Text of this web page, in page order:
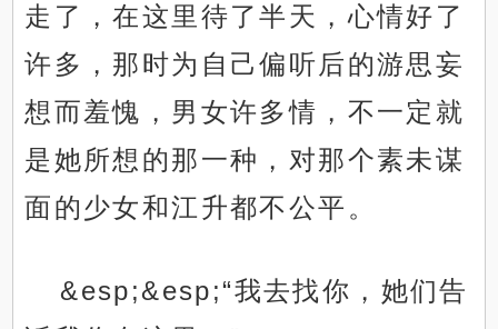
走了，在这里待了半天，心情好了
许多，那时为自己偏听后的游思妄
想而羞愧，男女许多情，不一定就
是她所想的那一种，对那个素未谋
面的少女和江升都不公平。
&esp;&esp;“我去找你，她们告